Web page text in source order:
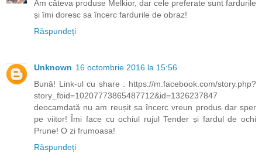
Am câteva produse Melkior, dar cele preferate sunt fardurile
și îmi doresc sa încerc fardurile de obraz!
Răspundeți
Unknown 16 octombrie 2016 la 15:56
Bună! Link-ul cu share : https://m.facebook.com/story.php?
story_fbid=10207773865487712&id=1326237847
deocamdată nu am reușit sa încerc vreun produs dar sper
pe viitor! Îmi face cu ochiul rujul Tender și fardul de ochi
Prune! O zi frumoasa!
Răspundeți